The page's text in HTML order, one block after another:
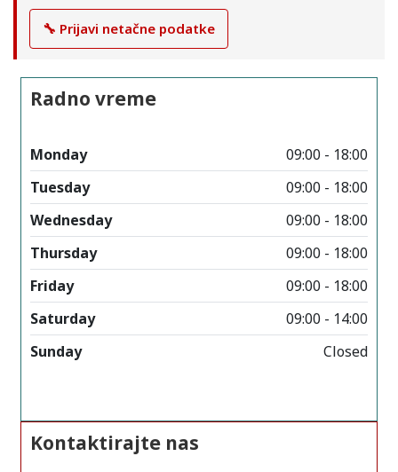
🔧 Prijavi netačne podatke
Radno vreme
Monday
09:00 - 18:00
Tuesday
09:00 - 18:00
Wednesday
09:00 - 18:00
Thursday
09:00 - 18:00
Friday
09:00 - 18:00
Saturday
09:00 - 14:00
Sunday
Closed
Kontaktirajte nas